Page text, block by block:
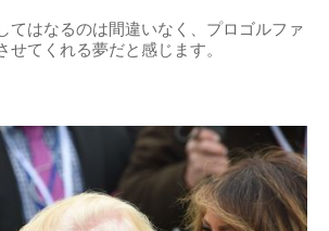
てはなるのは間違いなく、プロゴルファ
せてくれる夢だと感じます。